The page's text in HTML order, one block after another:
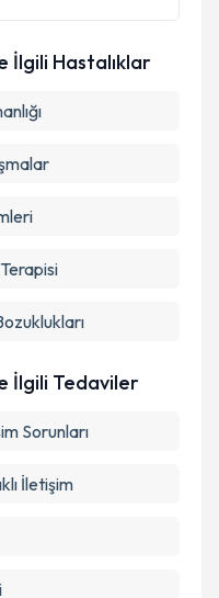
ediyorum.
Gönder
İlgili Hastalıklar
İlgili Tedaviler
Sorunları
İletişim